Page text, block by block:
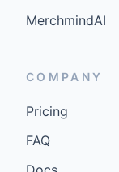
MerchmindAI
COMPANY
Pricing
FAQ